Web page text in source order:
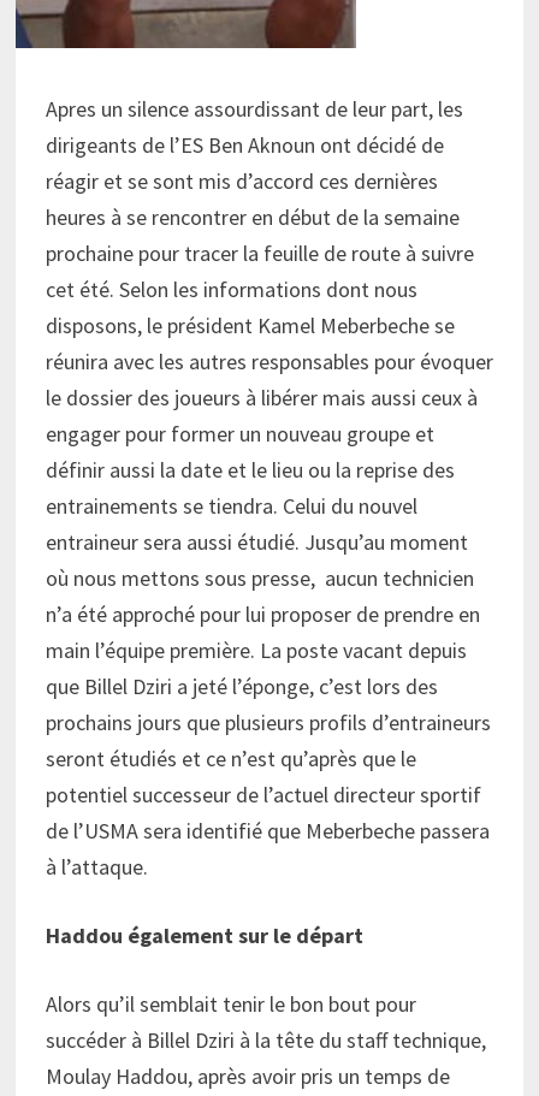
Apres un silence assourdissant de leur part, les
dirigeants de l’ES Ben Aknoun ont décidé de
réagir et se sont mis d’accord ces dernières
heures à se rencontrer en début de la semaine
prochaine pour tracer la feuille de route à suivre
cet été. Selon les informations dont nous
disposons, le président Kamel Meberbeche se
réunira avec les autres responsables pour évoquer
le dossier des joueurs à libérer mais aussi ceux à
engager pour former un nouveau groupe et
définir aussi la date et le lieu ou la reprise des
entrainements se tiendra. Celui du nouvel
entraineur sera aussi étudié. Jusqu’au moment
où nous mettons sous presse, aucun technicien
n’a été approché pour lui proposer de prendre en
main l’équipe première. La poste vacant depuis
que Billel Dziri a jeté l’éponge, c’est lors des
prochains jours que plusieurs profils d’entraineurs
seront étudiés et ce n’est qu’après que le
potentiel successeur de l’actuel directeur sportif
de l’USMA sera identifié que Meberbeche passera
à l’attaque.
Haddou également sur le départ
Alors qu’il semblait tenir le bon bout pour
succéder à Billel Dziri à la tête du staff technique,
Moulay Haddou, après avoir pris un temps de